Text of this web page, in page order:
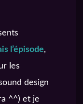
l’épisode,
les
design
^^) et je